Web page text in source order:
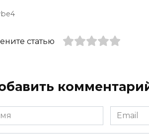
статью
Email
*